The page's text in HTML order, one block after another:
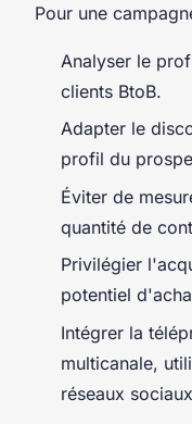
Pour une
Analyser le
clients BtoB.
Adapter le
profil du
Éviter de
quantité de
Privilégier
potentiel
Intégrer la
multicanale,
réseaux